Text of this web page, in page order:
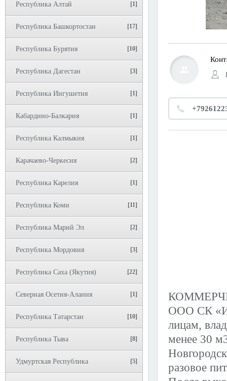
Республика Алтай [1]
Республика Башкортостан [17]
Республика Бурятия [10]
Республика Дагестан [3]
Республика Ингушетия [1]
Кабардино-Балкария [1]
Республика Калмыкия [1]
Карачаево-Черкесия [2]
Республика Карелия [1]
Республика Коми [11]
Республика Марий Эл [2]
Республика Мордовия [3]
Республика Саха (Якутия) [22]
Северная Осетия-Алания [1]
Республика Татарстан [10]
Республика Тыва [8]
Удмуртская Республика [5]
ООО СК
лицам,
менее 30
разовое